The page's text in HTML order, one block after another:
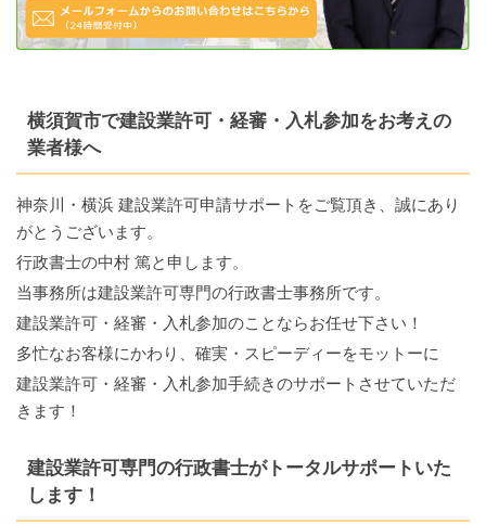
横須賀市で建設業許可・経審・入札参加をお考えの
業者様へ
神奈川・横浜 建設業許可申請サポートをご覧頂き、誠にあり
がとうございます。
行政書士の中村 篤と申します。
当事務所は建設業許可専門の行政書士事務所です。
建設業許可・経審・入札参加のことならお任せ下さい！
多忙なお客様にかわり、確実・スピーディーをモットーに
建設業許可・経審・入札参加手続きのサポートさせていただ
きます！
建設業許可専門の行政書士がトータルサポートいた
します！